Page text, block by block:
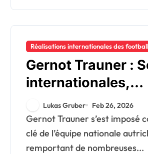
Réalisations internationales des
Gernot Trauner :
internationales,
Contributions en
Performances
Lukas Gruber Feb 26, 2026
Gernot Trauner s’est imposé comme un joueur
clé de l’équipe nationale
remportant de nombreuses...